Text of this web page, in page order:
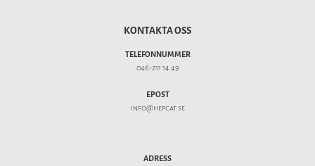
KONTAKTA OSS
TELEFONNUMMER
046-211 14 49
EPOST
info@hepcat.se
ADRESS